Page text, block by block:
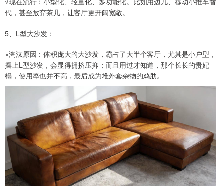
代，甚至放弃茶几，让客厅更开阔宽敞。
5、L型大沙发：
×淘汰原因：体积庞大的大沙发，霸占了大半个客厅，尤其是小户型，
摆上L型沙发，会显得拥挤压抑；而且用过才知道，那个长长的贵妃
榻，使用率也并不高，最后成为堆外套杂物的鸡肋。